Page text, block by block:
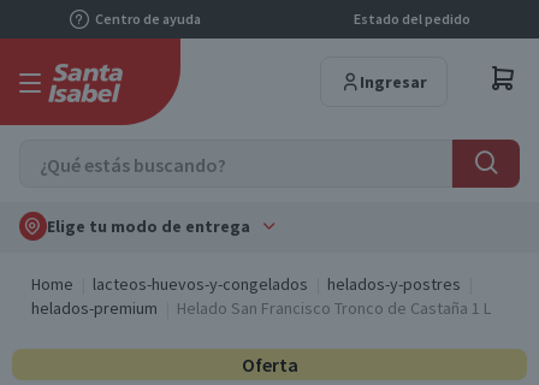
Centro de ayuda Estado del pedido
Ingresar
Elige tu modo de entrega
Home lacteos-huevos-y-congelados
helados-y-postres
helados-premium
Helado San Francisco Tronco de Castaña 1 L
Oferta